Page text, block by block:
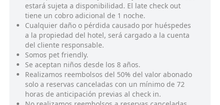
estará sujeta a disponibilidad. El late check out
tiene un cobro adicional de 1 noche.
Cualquier daño o pérdida causado por huéspedes
a la propiedad del hotel, será cargado a la cuenta
del cliente responsable.
Somos pet friendly.
Se aceptan niños desde los 8 años.
Realizamos reembolsos del 50% del valor abonado
solo a reservas canceladas con un mínimo de 72
horas de anticipación previas al check in.